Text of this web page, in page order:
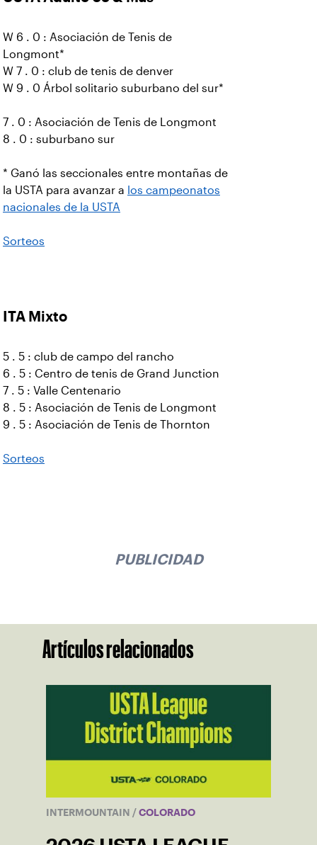
W 6 . 0 : Asociación de Tenis de
Longmont*
W 7 . 0 : club de tenis de denver
W 9 . 0 Árbol solitario suburbano del sur*
7 . 0 : Asociación de Tenis de Longmont
8 . 0 : suburbano sur
* Ganó las seccionales entre montañas de
la USTA para avanzar a los campeonatos
nacionales de la USTA
Sorteos
ITA Mixto
5 . 5 : club de campo del rancho
6 . 5 : Centro de tenis de Grand Junction
7 . 5 : Valle Centenario
8 . 5 : Asociación de Tenis de Longmont
9 . 5 : Asociación de Tenis de Thornton
Sorteos
PUBLICIDAD
Artículos relacionados
INTERMOUNTAIN / COLORADO